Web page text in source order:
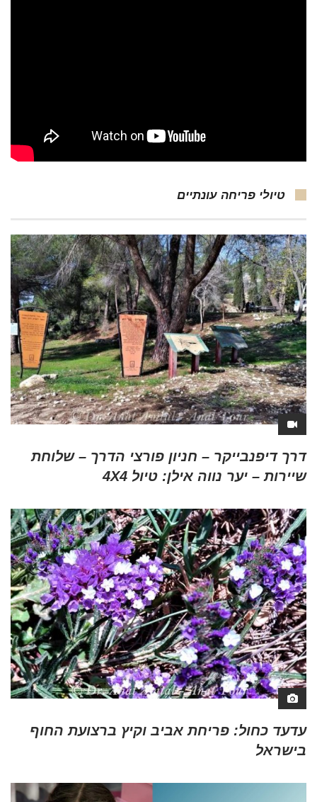
טיולי פריחה עונתיים
דרך דיפנבייקר – חניון פורצי הדרך – שלוחת
שיירות – יער נווה אילן: טיול 4X4
עדעד כחול: פריחת אביב וקיץ ברצועת החוף
בישראל